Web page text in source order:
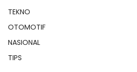
TEKNO
OTOMOTIF
NASIONAL
TIPS